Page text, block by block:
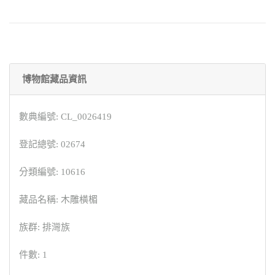
博物館藏品資訊
數典編號: CL_0026419
登記總號: 02674
分類編號: 10616
藏品名稱: 木雕橫楣
族群: 排灣族
件數: 1